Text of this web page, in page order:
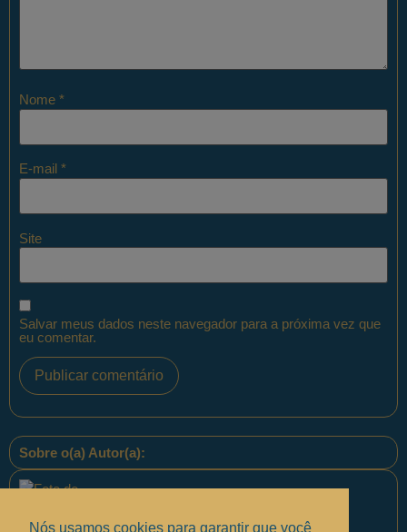
Nome *
E-mail *
Site
Salvar meus dados neste navegador para a próxima vez que
eu comentar.
Sobre o(a) Autor(a):
Nós usamos cookies para garantir que você